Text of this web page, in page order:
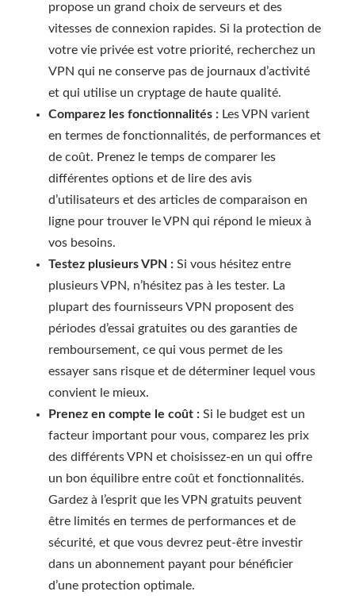
propose un grand choix de serveurs et des
vitesses de connexion rapides. Si la protection de
votre vie privée est votre priorité, recherchez un
VPN qui ne conserve pas de journaux d’activité
et qui utilise un cryptage de haute qualité.
Comparez les fonctionnalités : Les VPN varient
en termes de fonctionnalités, de performances et
de coût. Prenez le temps de comparer les
différentes options et de lire des avis
d’utilisateurs et des articles de comparaison en
ligne pour trouver le VPN qui répond le mieux à
vos besoins.
Testez plusieurs VPN : Si vous hésitez entre
plusieurs VPN, n’hésitez pas à les tester. La
plupart des fournisseurs VPN proposent des
périodes d’essai gratuites ou des garanties de
remboursement, ce qui vous permet de les
essayer sans risque et de déterminer lequel vous
convient le mieux.
Prenez en compte le coût : Si le budget est un
facteur important pour vous, comparez les prix
des différents VPN et choisissez-en un qui offre
un bon équilibre entre coût et fonctionnalités.
Gardez à l’esprit que les VPN gratuits peuvent
être limités en termes de performances et de
sécurité, et que vous devrez peut-être investir
dans un abonnement payant pour bénéficier
d’une protection optimale.